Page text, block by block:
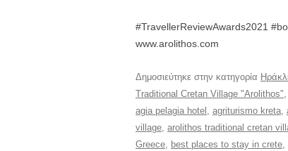
#TravellerReviewAwards2021
www.arolithos.com
Δημοσιεύτηκε στην κατηγορία
Traditional Cretan Village "Arolithos",
agia pelagia hotel , agriturismo kreta,
village, arolithos traditional cretan
Greece, best places to stay in crete,